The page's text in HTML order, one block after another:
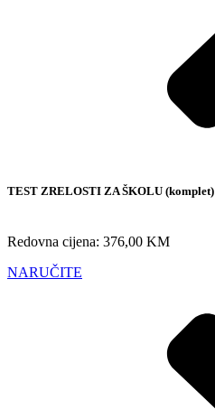
TEST ZRELOSTI ZA ŠKOLU (komplet)
Redovna cijena: 376,00 KM
NARUČITE